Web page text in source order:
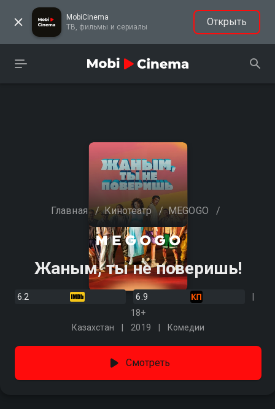
MobiCinema
ТВ, фильмы и сериалы
Открыть
Главная / Кинотеатр / MEGOGO /
Жаным, ты не поверишь!
6.2
6.9
18+
Казахстан
2019 Комедии
Смотреть